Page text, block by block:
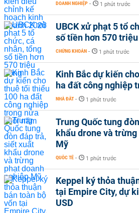
DOANH NGHIỆP - 1 phút trước
UBCK xử phạt 5 tổ
số tiền hơn 570
CHỨNG KHOÁN - 1 phút trước
Kinh Bắc dự kiến
ha đất công nghiệp
NHÀ ĐẤT - 1 phút trước
Trung Quốc tung
khẩu drone và
Mỹ
QUỐC TẾ - 1 phút trước
Keppel ký thỏa
tại Empire City, dự
USD